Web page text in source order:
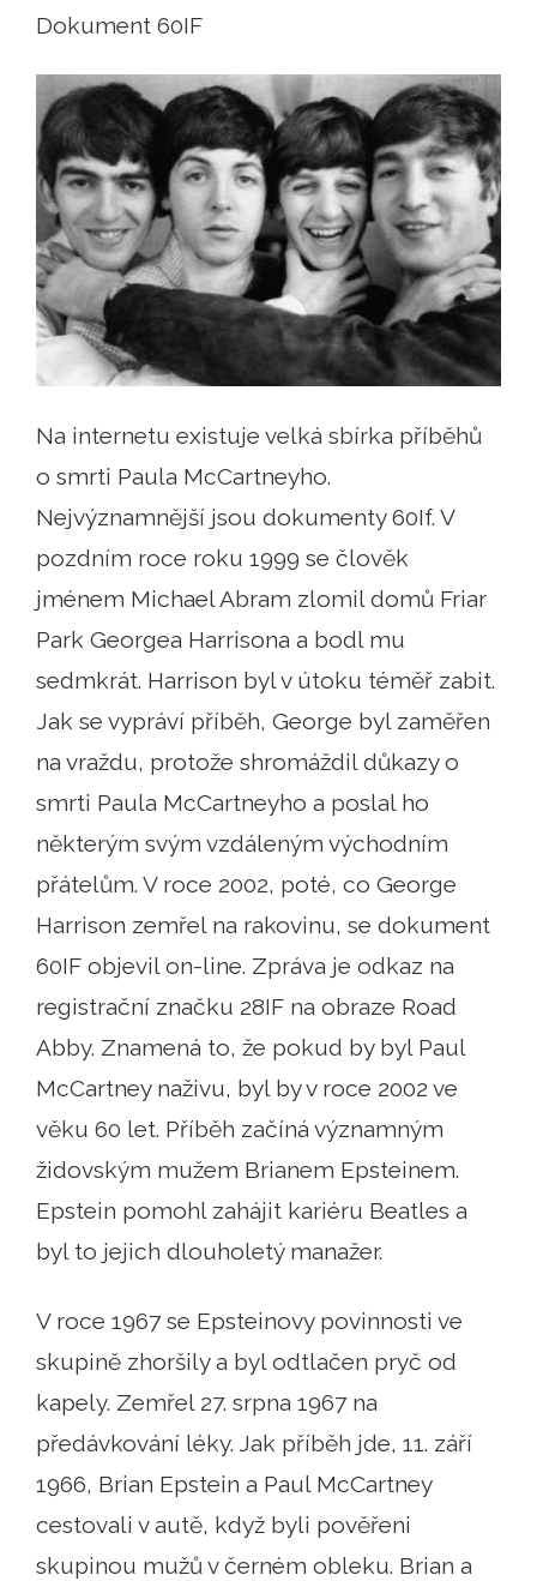
Dokument 60IF
Na internetu existuje velká sbírka příběhů
o smrti Paula McCartneyho.
Nejvýznamnější jsou dokumenty 60If. V
pozdním roce roku 1999 se člověk
jménem Michael Abram zlomil domů Friar
Park Georgea Harrisona a bodl mu
sedmkrát. Harrison byl v útoku téměř zabit.
Jak se vypráví příběh, George byl zaměřen
na vraždu, protože shromáždil důkazy o
smrti Paula McCartneyho a poslal ho
některým svým vzdáleným východním
přátelům. V roce 2002, poté, co George
Harrison zemřel na rakovinu, se dokument
60IF objevil on-line. Zpráva je odkaz na
registrační značku 28IF na obraze Road
Abby. Znamená to, že pokud by byl Paul
McCartney naživu, byl by v roce 2002 ve
věku 60 let. Příběh začíná významným
židovským mužem Brianem Epsteinem.
Epstein pomohl zahájit kariéru Beatles a
byl to jejich dlouholetý manažer.
V roce 1967 se Epsteinovy ​​povinnosti ve
skupině zhoršily a byl odtlačen pryč od
kapely. Zemřel 27. srpna 1967 na
předávkování léky. Jak příběh jde, 11. září
1966, Brian Epstein a Paul McCartney
cestovali v autě, když byli pověřeni
skupinou mužů v černém obleku. Brian a